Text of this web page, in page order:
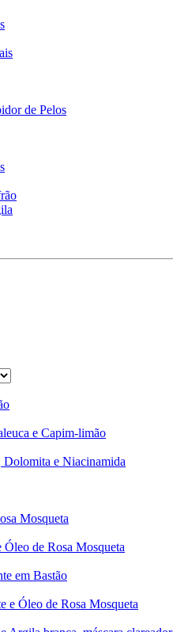
de Pelos
e Capim-limão
Dolomita e Niacinamida
Mosqueta
de Rosa Mosqueta
em Bastão
e Óleo de Rosa Mosqueta